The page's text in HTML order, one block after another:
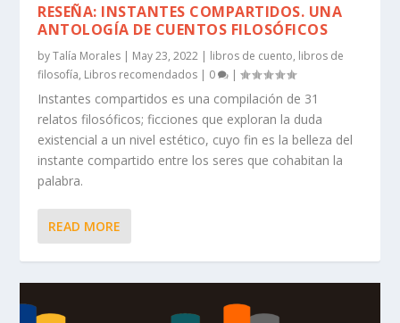
RESEÑA: INSTANTES COMPARTIDOS. UNA
ANTOLOGÍA DE CUENTOS FILOSÓFICOS
byTalía Morales | May 23, 2022 | libros de cuento, libros de
filosofía, Libros recomendados | 0 |
Instantes compartidos es una compilación de 31
relatos filosóficos; ficciones que exploran la duda
existencial a un nivel estético, cuyo fin es la belleza del
instante compartido entre los seres que cohabitan la
palabra.
READ MORE